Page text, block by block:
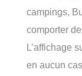
campings,
comporter
L’affichage
en aucun